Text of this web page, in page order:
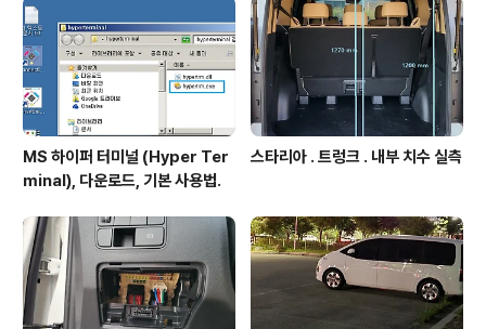
MS 하이퍼 터미널 (Hyper Ter
minal), 다운로드, 기본 사용법.
스타리아 . 트렁크 . 내부 치수 실측